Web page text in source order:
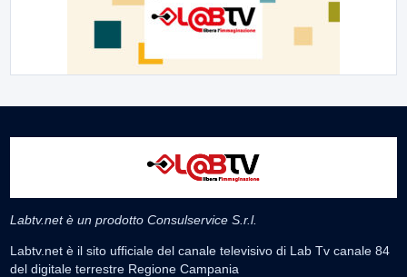
Labtv.net è un prodotto Consulservice S.r.l.
Labtv.net è il sito ufficiale del canale televisivo di Lab Tv canale 84
del digitale terrestre Regione Campania